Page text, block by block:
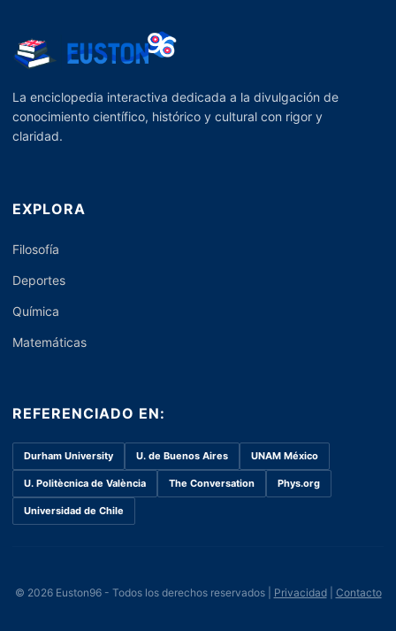
La enciclopedia interactiva dedicada a la divulgación de
conocimiento científico, histórico y cultural con rigor y
claridad.
EXPLORA
Filosofía
Deportes
Química
Matemáticas
REFERENCIADO EN:
Durham University U. de Buenos Aires UNAM México
U. Politècnica de València The Conversation Phys.org
Universidad de Chile
© 2026 Euston96 - Todos los derechos reservados | Privacidad| Contacto